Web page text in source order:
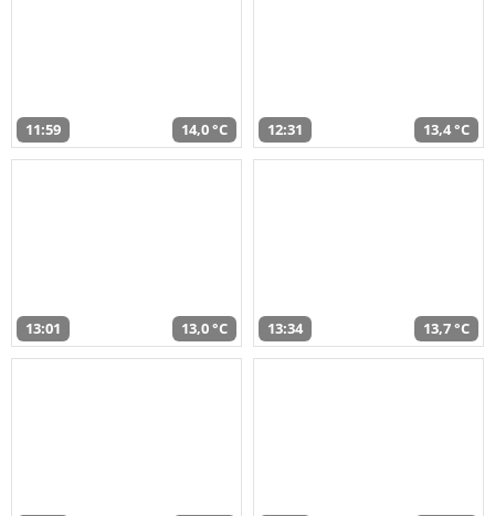
11:59 14,0 °C 12:31 13,4 °C
13:01 13,0 °C 13:34 13,7 °C